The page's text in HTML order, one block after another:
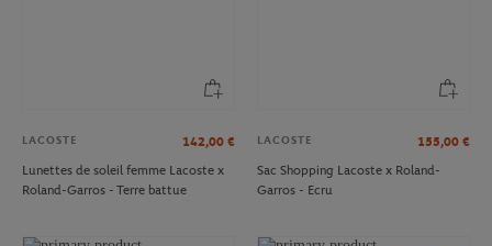
LACOSTE 142,00 €
Lunettes de soleil femme Lacoste x
Roland-Garros - Terre battue
LACOSTE 155,00 €
Sac Shopping Lacoste x Roland-
Garros - Ecru